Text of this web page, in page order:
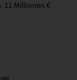
11 Millionen €